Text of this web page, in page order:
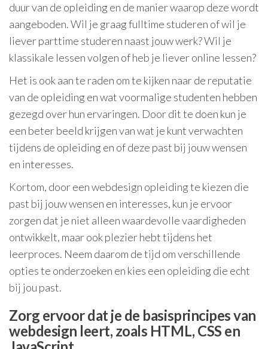
duur van de opleiding en de manier waarop deze wordt
aangeboden. Wil je graag fulltime studeren of wil je
liever parttime studeren naast jouw werk? Wil je
klassikale lessen volgen of heb je liever online lessen?
Het is ook aan te raden om te kijken naar de reputatie
van de opleiding en wat voormalige studenten hebben
gezegd over hun ervaringen. Door dit te doen kun je
een beter beeld krijgen van wat je kunt verwachten
tijdens de opleiding en of deze past bij jouw wensen
en interesses.
Kortom, door een webdesign opleiding te kiezen die
past bij jouw wensen en interesses, kun je ervoor
zorgen dat je niet alleen waardevolle vaardigheden
ontwikkelt, maar ook plezier hebt tijdens het
leerproces. Neem daarom de tijd om verschillende
opties te onderzoeken en kies een opleiding die echt
bij jou past.
Zorg ervoor dat je de basisprincipes van
webdesign leert, zoals HTML, CSS en